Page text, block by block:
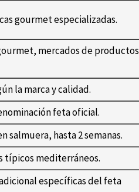
gourmet especializadas.
mercados de productos
la marca y calidad.
feta oficial.
salmuera, hasta 2 semanas.
típicos mediterráneos.
específicas del feta